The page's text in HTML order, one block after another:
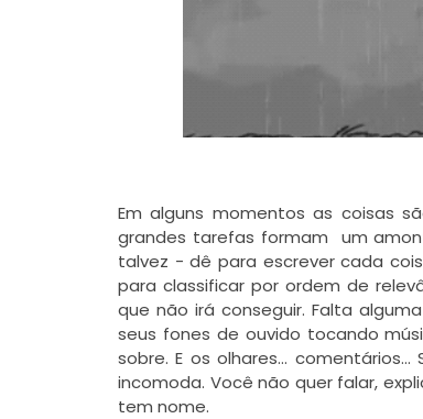
Em alguns momentos as coisas
grandes tarefas formam um
talvez - dê para escrever cada
para classificar por ordem de
que não irá conseguir. Falta
seus fones de ouvido tocando
sobre. E os olhares...
incomoda. Você não quer falar,
tem nome.